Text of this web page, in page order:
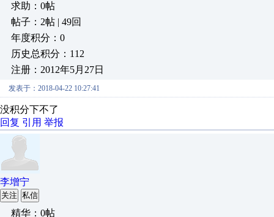
求助：0帖
帖子：2帖 | 49回
年度积分：0
历史总积分：112
注册：2012年5月27日
发表于：2018-04-22 10:27:41
没积分下不了
回复 引用 举报
李增宁
关注 私信
精华：0帖